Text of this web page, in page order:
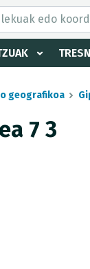
geografikoa
7 3